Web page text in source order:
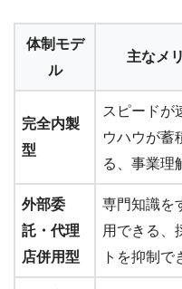
体制モデ
ル
主なメ
完全内製
型
スピードが
ウハウが蓄
る、事業理
外部委
託・代理
店併用型
専門知識を
用できる、
トを抑制で